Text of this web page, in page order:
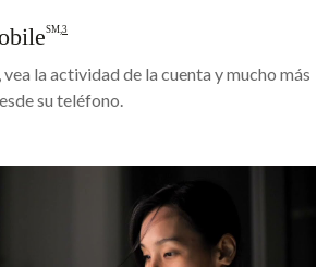
SM,3
la actividad de la cuenta y mucho más
su teléfono.